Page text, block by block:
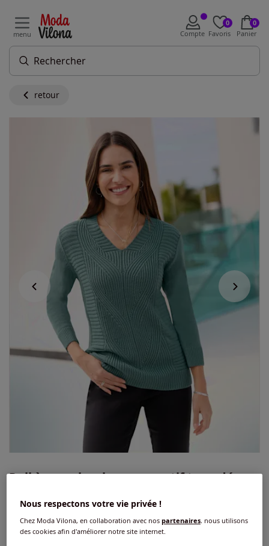
menu Compte
0
Favoris
0
Panier
retour
Pull à manches longues motif torsadé
Réf : 428.170.021
Nous respectons votre vie privée !
Chez Moda Vilona, en collaboration avec nospartenaires, nous utilisons
des cookies afin d'améliorer notre site internet.